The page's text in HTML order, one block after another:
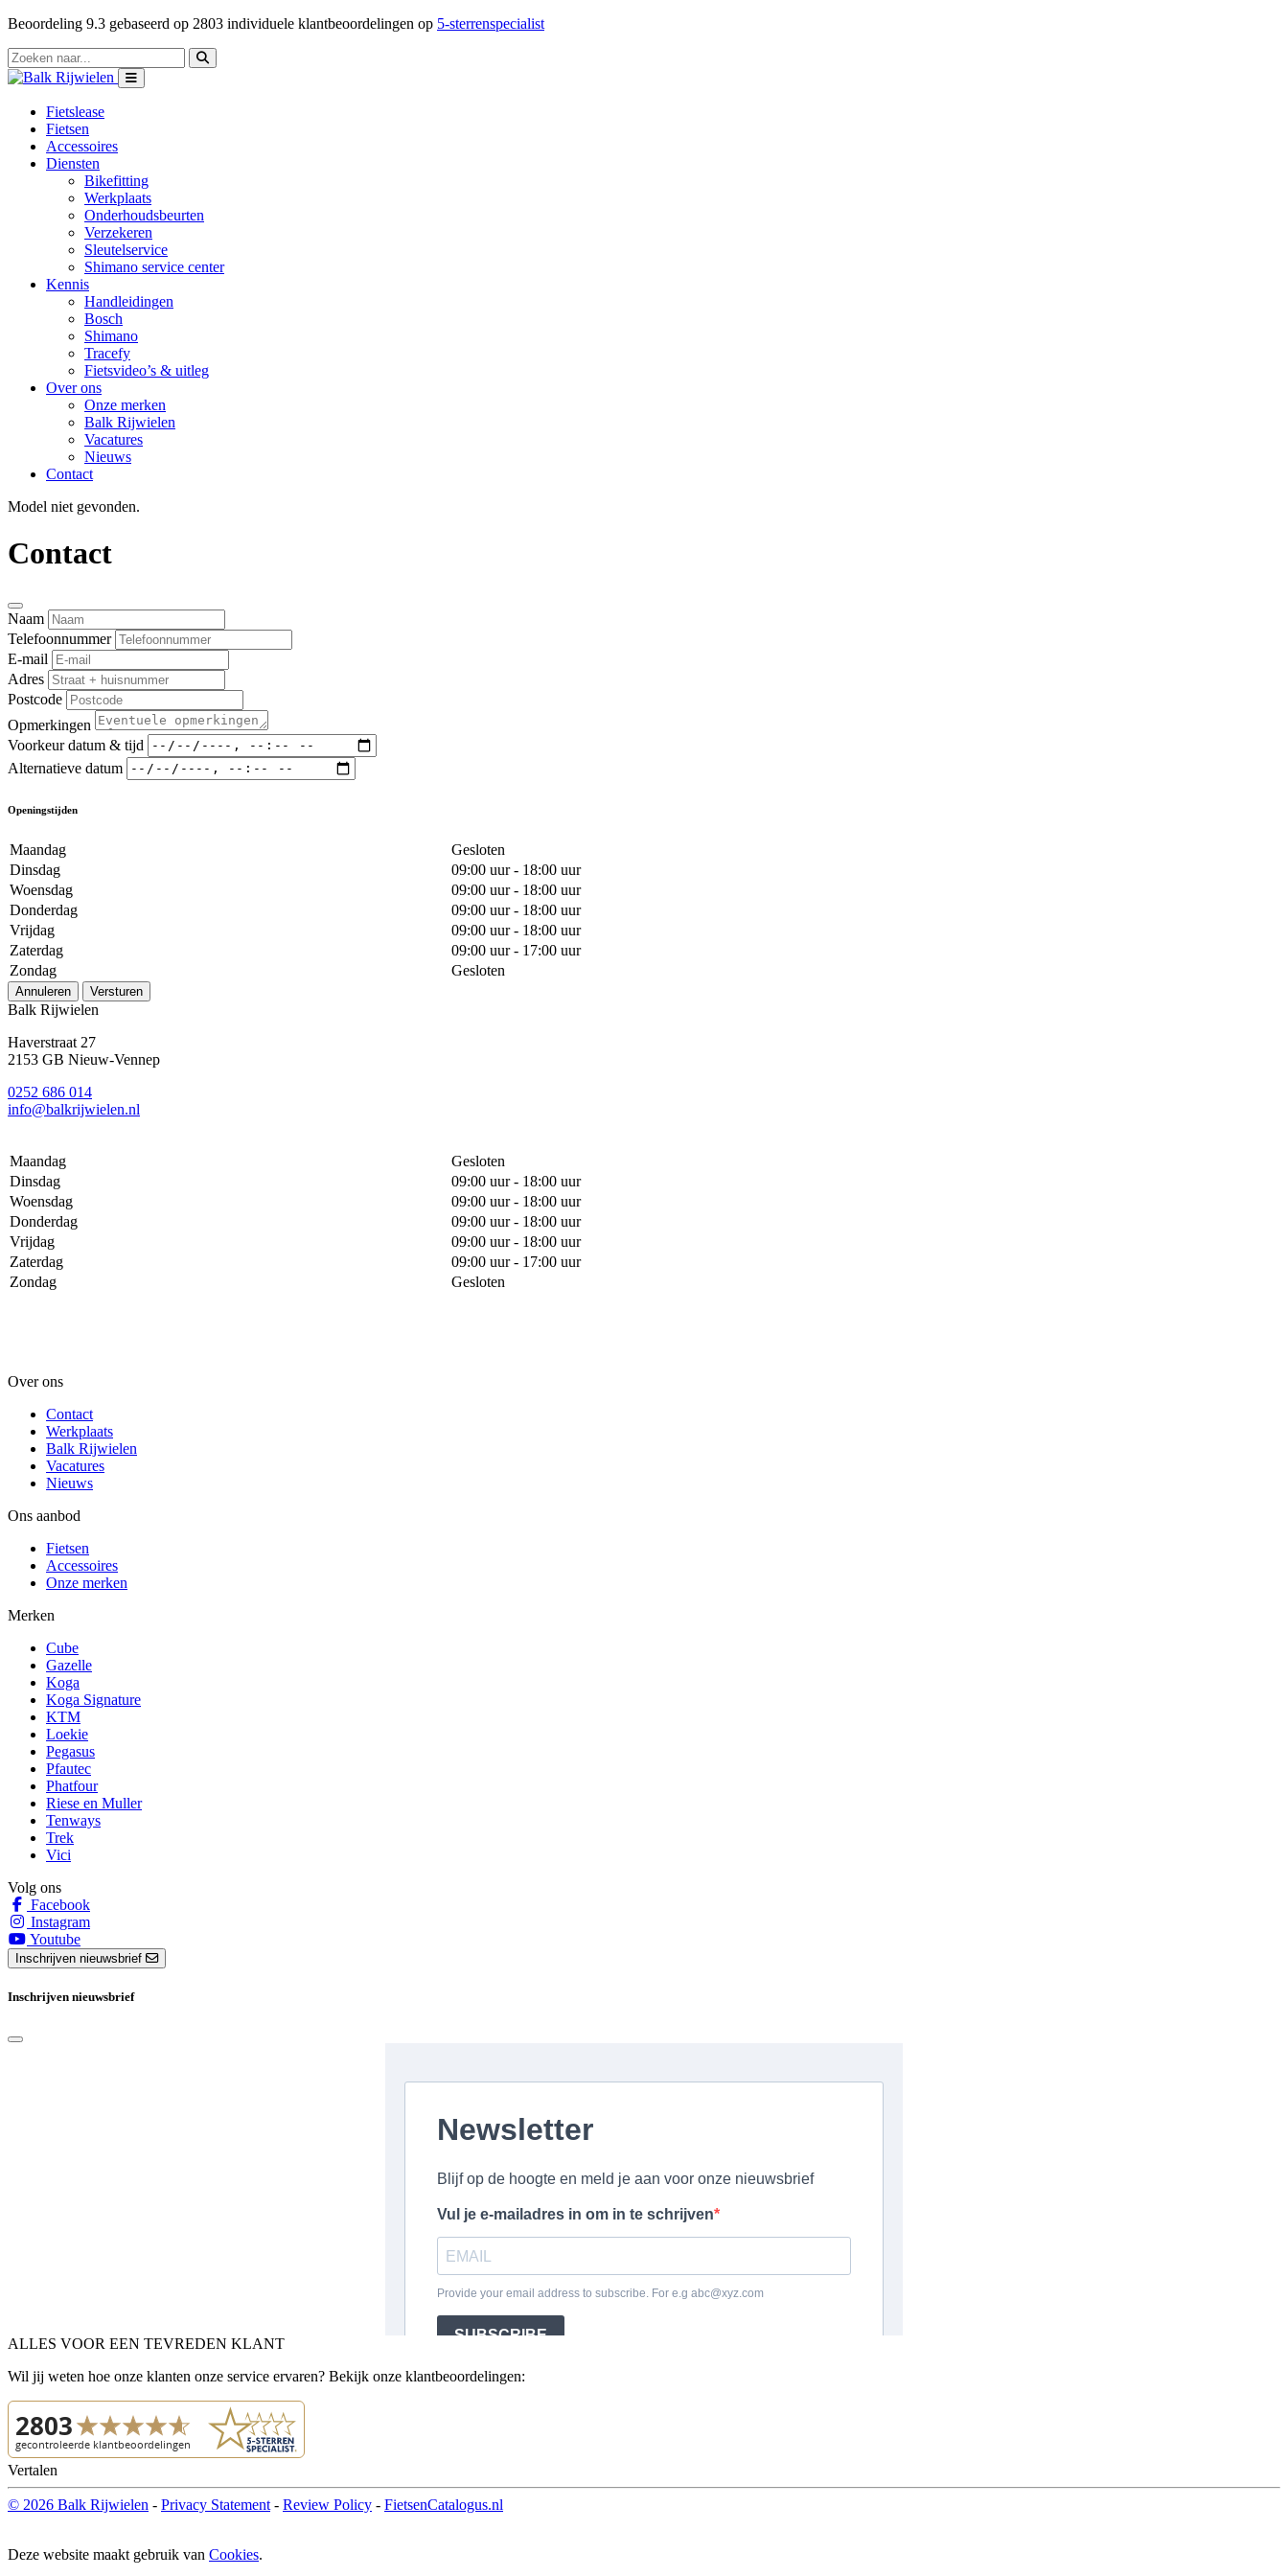
Beoordeling 9.3 gebaseerd op 2803 individuele klantbeoordelingen op 5-sterrenspecialist
Fietslease
Fietsen
Accessoires
Diensten
Bikefitting
Werkplaats
Onderhoudsbeurten
Verzekeren
Sleutelservice
Shimano service center
Kennis
Handleidingen
Bosch
Shimano
Tracefy
Fietsvideo’s & uitleg
Over ons
Onze merken
Balk Rijwielen
Vacatures
Nieuws
Contact
Model niet gevonden.
Contact
Naam
Telefoonnummer
E-mail
Adres
Postcode
Opmerkingen
Voorkeur datum & tijd
Alternatieve datum
Openingstijden
Maandag
Gesloten
Dinsdag
09:00 uur - 18:00 uur
Woensdag
09:00 uur - 18:00 uur
Donderdag
09:00 uur - 18:00 uur
Vrijdag
09:00 uur - 18:00 uur
Zaterdag
09:00 uur - 17:00 uur
Zondag
Gesloten
Annuleren Versturen
Balk Rijwielen
Haverstraat 27
2153 GB Nieuw-Vennep
0252 686 014
info@balkrijwielen.nl
Maandag
Gesloten
Dinsdag
09:00 uur - 18:00 uur
Woensdag
09:00 uur - 18:00 uur
Donderdag
09:00 uur - 18:00 uur
Vrijdag
09:00 uur - 18:00 uur
Zaterdag
09:00 uur - 17:00 uur
Zondag
Gesloten
Over ons
Contact
Werkplaats
Balk Rijwielen
Vacatures
Nieuws
Ons aanbod
Fietsen
Accessoires
Onze merken
Merken
Cube
Gazelle
Koga
Koga Signature
KTM
Loekie
Pegasus
Pfautec
Phatfour
Riese en Muller
Tenways
Trek
Vici
Volg ons
Facebook
Instagram
Youtube
Inschrijven nieuwsbrief
Inschrijven nieuwsbrief
ALLES VOOR EEN TEVREDEN KLANT
Wil jij weten hoe onze klanten onze service ervaren? Bekijk onze klantbeoordelingen:
Vertalen
© 2026 Balk Rijwielen - Privacy Statement - Review Policy - FietsenCatalogus.nl
Deze website maakt gebruik van Cookies.